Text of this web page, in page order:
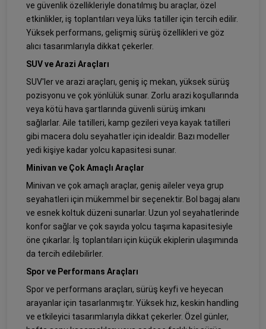
ve güvenlik özellikleriyle donatılmış bu araçlar, özel
etkinlikler, iş toplantıları veya lüks tatiller için tercih edilir.
Yüksek performans, gelişmiş sürüş özellikleri ve göz
alıcı tasarımlarıyla dikkat çekerler.
SUV ve Arazi Araçları
SUV'ler ve arazi araçları, geniş iç mekan, yüksek sürüş
pozisyonu ve çok yönlülük sunar. Zorlu arazi koşullarında
veya kötü hava şartlarında güvenli sürüş imkanı
sağlarlar. Aile tatilleri, kamp gezileri veya kayak tatilleri
gibi macera dolu seyahatler için idealdir. Bazı modeller
yedi kişiye kadar yolcu kapasitesi sunar.
Minivan ve Çok Amaçlı Araçlar
Minivan ve çok amaçlı araçlar, geniş aileler veya grup
seyahatleri için mükemmel bir seçenektir. Bol bagaj alanı
ve esnek koltuk düzeni sunarlar. Uzun yol seyahatlerinde
konfor sağlar ve çok sayıda yolcu taşıma kapasitesiyle
öne çıkarlar. İş toplantıları için küçük ekiplerin ulaşımında
da tercih edilebilirler.
Spor ve Performans Araçları
Spor ve performans araçları, sürüş keyfi ve heyecan
arayanlar için tasarlanmıştır. Yüksek hız, keskin handling
ve etkileyici tasarımlarıyla dikkat çekerler. Özel günler,